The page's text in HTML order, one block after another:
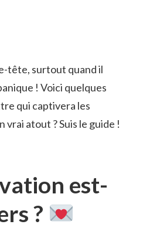
tête, surtout quand il
! Voici quelques
qui captivera les
atout ? Suis le guide !
est-
?